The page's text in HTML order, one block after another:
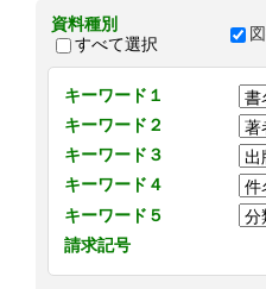
資料種別
すべて選択
キーワード１
キーワード２
キーワード３
キーワード４
キーワード５
請求記号